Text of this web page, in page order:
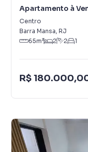
Apartamento à
Centro
Barra Mansa, RJ
65m² 2 2 1
R$